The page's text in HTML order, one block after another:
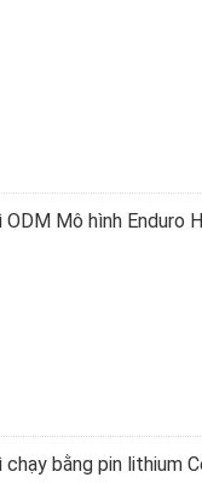
Mô hình Enduro
bằng pin lithium